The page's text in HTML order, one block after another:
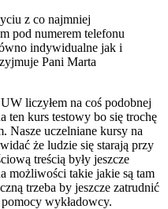
z co najmniej
pod numerem telefonu
indywidualne jak i
Pani Marta
liczyłem na coś podobnej
ten kurs testowy bo się trochę
Nasze uczelniane kursy na
że ludzie się starają przy
treścią były jeszcze
możliwości takie jakie są tam
trzeba by jeszcze zatrudnić
wykładowcy.